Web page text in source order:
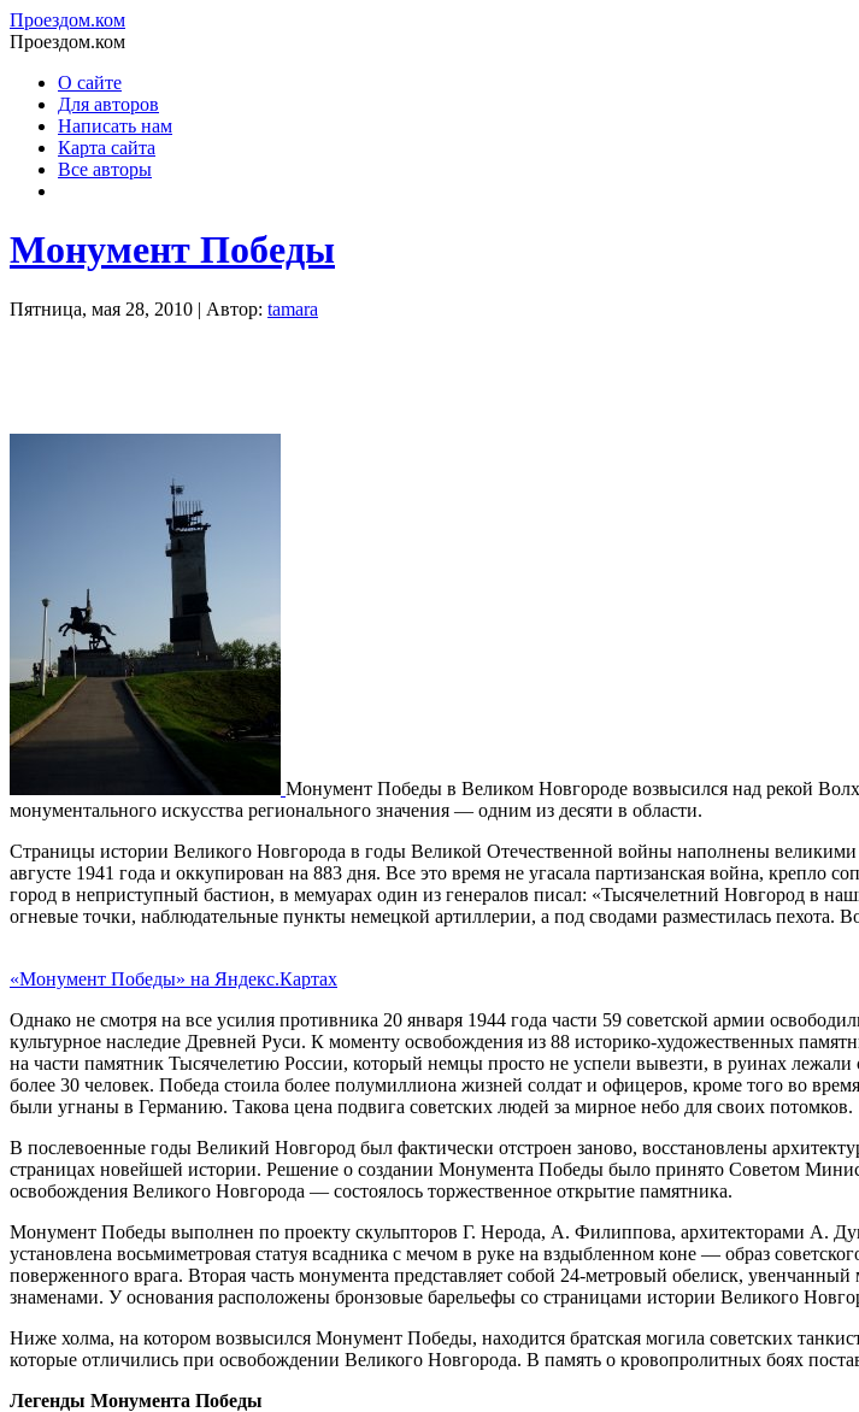
Проездом.ком
Проездом.ком
О сайте
Для авторов
Написать нам
Карта сайта
Все авторы
Монумент Победы
Пятница, мая 28, 2010 | Автор: tamara
Монумент Победы в Великом Новгороде возвысился над рекой
монументального искусства регионального значения — одним из десяти в области.
Страницы истории Великого Новгорода в годы Великой Отечественной войны наполнены
августе 1941 года и оккупирован на 883 дня. Все это время не угасала партизанская война,
город в неприступный бастион, в мемуарах один из генералов писал: «Тысячелетний Новгород в
огневые точки, наблюдательные пункты немецкой артиллерии, а под сводами разместилась
«Монумент Победы» на Яндекс.Картах
Однако не смотря на все усилия противника 20 января 1944 года части 59 советской армии
культурное наследие Древней Руси. К моменту освобождения из 88 историко-художественных
на части памятник Тысячелетию России, который немцы просто не успели вывезти, в руинах
более 30 человек. Победа стоила более полумиллиона жизней солдат и офицеров, кроме того во
были угнаны в Германию. Такова цена подвига советских людей за мирное небо для своих потомков.
В послевоенные годы Великий Новгород был фактически отстроен заново, восстановлены
страницах новейшей истории. Решение о создании Монумента Победы было принято Советом
освобождения Великого Новгорода — состоялось торжественное открытие памятника.
Монумент Победы выполнен по проекту скульпторов Г. Нерода, А. Филиппова, архитекторами А.
установлена восьмиметровая статуя всадника с мечом в руке на вздыбленном коне — образ
поверженного врага. Вторая часть монумента представляет собой 24-метровый обелиск,
знаменами. У основания расположены бронзовые барельефы со страницами истории Великого
Ниже холма, на котором возвысился Монумент Победы, находится братская могила советских
которые отличились при освобождении Великого Новгорода. В память о кровопролитных боях
Легенды Монумента Победы